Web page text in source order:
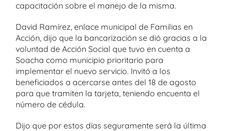
capacitación sobre el manejo de la misma.
David Ramírez, enlace municipal de Familias en
Acción, dijo que la bancarización se dió gracias a la
voluntad de Acción Social que tuvo en cuenta a
Soacha como municipio prioritario para
implementar el nuevo servicio. Invitó a los
beneficiados a acercarse antes del 18 de agosto
para que tramiten la tarjeta, teniendo encuenta el
número de cédula.
Dijo que por estos días seguramente será la última